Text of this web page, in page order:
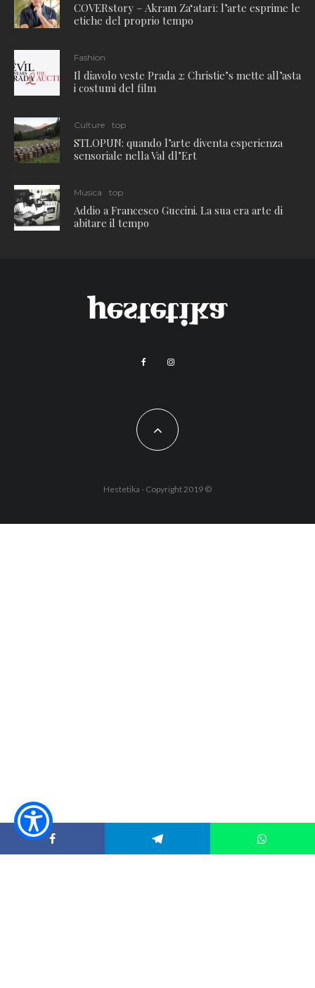
COVERstory – Akram Zaʻatarī: l’arte esprime le
etiche del proprio tempo
Fashion
Il diavolo veste Prada 2: Christie’s mette all’asta
i costumi del film
Culture top
STLOPUN: quando l’arte diventa esperienza
sensoriale nella Val dl’Ert
Musica top
Addio a Francesco Guccini. La sua era arte di
abitare il tempo
Hestetika - Copyright 2019 ©